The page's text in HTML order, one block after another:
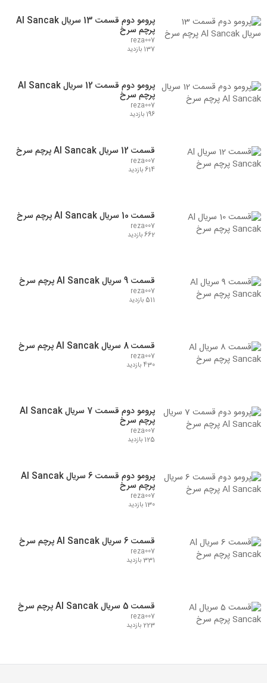
پرومو دوم قسمت 13 سریال Al Sancak
پرچم سرخ
reza007
137 بازدید
پرومو دوم قسمت 12 سریال Al Sancak
پرچم سرخ
reza007
196 بازدید
قسمت 12 سریال Al Sancak پرچم سرخ
reza007
614 بازدید
قسمت 10 سریال Al Sancak پرچم سرخ
reza007
662 بازدید
قسمت 9 سریال Al Sancak پرچم سرخ
reza007
511 بازدید
قسمت 8 سریال Al Sancak پرچم سرخ
reza007
430 بازدید
پرومو دوم قسمت 7 سریال Al Sancak
پرچم سرخ
reza007
125 بازدید
پرومو دوم قسمت 6 سریال Al Sancak
پرچم سرخ
reza007
130 بازدید
قسمت 6 سریال Al Sancak پرچم سرخ
reza007
331 بازدید
قسمت 5 سریال Al Sancak پرچم سرخ
reza007
223 بازدید